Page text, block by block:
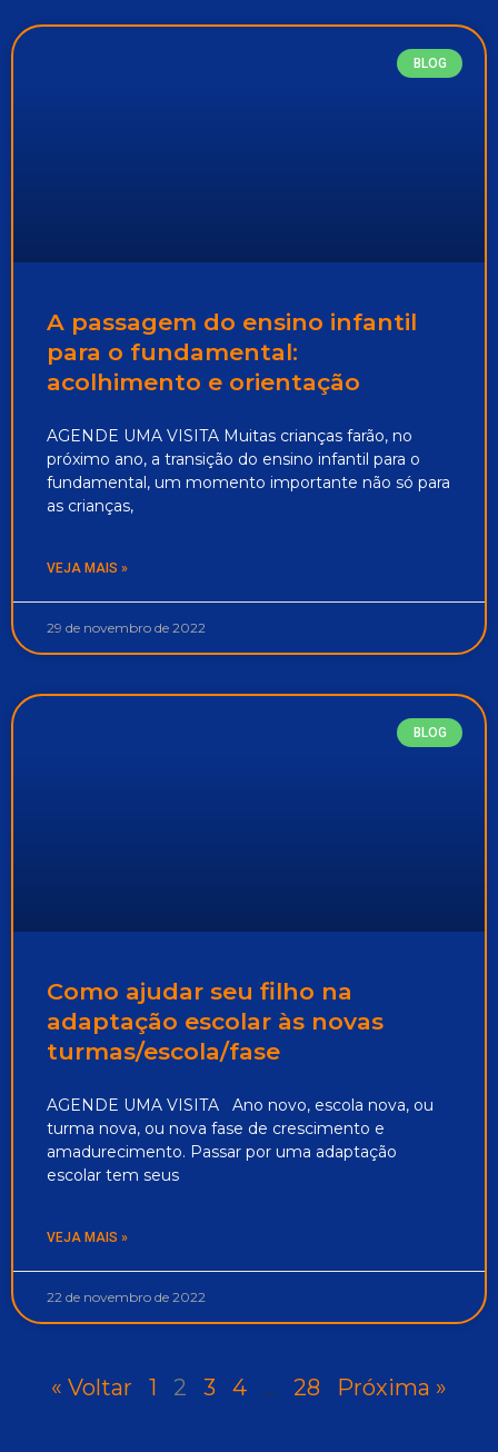
BLOG
A passagem do ensino infantil
para o fundamental:
acolhimento e orientação
AGENDE UMA VISITA Muitas crianças farão, no
próximo ano, a transição do ensino infantil para o
fundamental, um momento importante não só para
as crianças,
VEJA MAIS »
29 de novembro de 2022
BLOG
Como ajudar seu filho na
adaptação escolar às novas
turmas/escola/fase
AGENDE UMA VISITA Ano novo, escola nova, ou
turma nova, ou nova fase de crescimento e
amadurecimento. Passar por uma adaptação
escolar tem seus
VEJA MAIS »
22 de novembro de 2022
« Voltar 1 2 3 4 … 28 Próxima »